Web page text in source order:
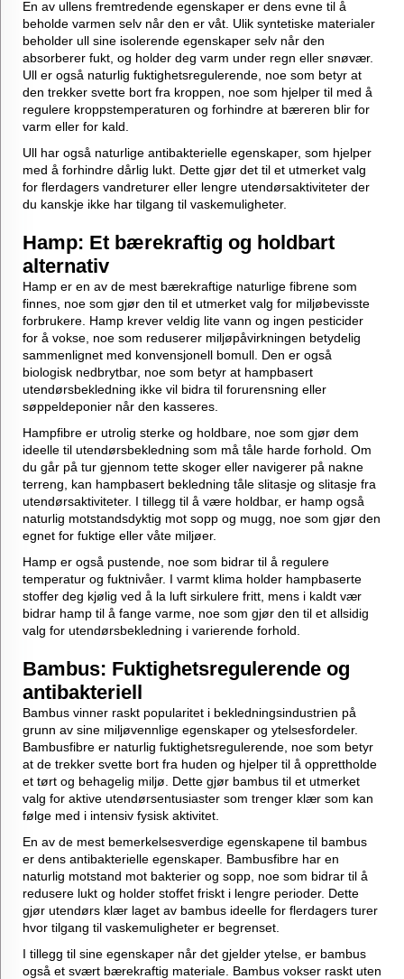
En av ullens fremtredende egenskaper er dens evne til å
beholde varmen selv når den er våt. Ulik syntetiske materialer
beholder ull sine isolerende egenskaper selv når den
absorberer fukt, og holder deg varm under regn eller snøvær.
Ull er også naturlig fuktighetsregulerende, noe som betyr at
den trekker svette bort fra kroppen, noe som hjelper til med å
regulere kroppstemperaturen og forhindre at bæreren blir for
varm eller for kald.
Ull har også naturlige antibakterielle egenskaper, som hjelper
med å forhindre dårlig lukt. Dette gjør det til et utmerket valg
for flerdagers vandreturer eller lengre utendørsaktiviteter der
du kanskje ikke har tilgang til vaskemuligheter.
Hamp: Et bærekraftig og holdbart
alternativ
Hamp er en av de mest bærekraftige naturlige fibrene som
finnes, noe som gjør den til et utmerket valg for miljøbevisste
forbrukere. Hamp krever veldig lite vann og ingen pesticider
for å vokse, noe som reduserer miljøpåvirkningen betydelig
sammenlignet med konvensjonell bomull. Den er også
biologisk nedbrytbar, noe som betyr at hampbasert
utendørsbekledning ikke vil bidra til forurensning eller
søppeldeponier når den kasseres.
Hampfibre er utrolig sterke og holdbare, noe som gjør dem
ideelle til utendørsbekledning som må tåle harde forhold. Om
du går på tur gjennom tette skoger eller navigerer på nakne
terreng, kan hampbasert bekledning tåle slitasje og slitasje fra
utendørsaktiviteter. I tillegg til å være holdbar, er hamp også
naturlig motstandsdyktig mot sopp og mugg, noe som gjør den
egnet for fuktige eller våte miljøer.
Hamp er også pustende, noe som bidrar til å regulere
temperatur og fuktnivåer. I varmt klima holder hampbaserte
stoffer deg kjølig ved å la luft sirkulere fritt, mens i kaldt vær
bidrar hamp til å fange varme, noe som gjør den til et allsidig
valg for utendørsbekledning i varierende forhold.
Bambus: Fuktighetsregulerende og
antibakteriell
Bambus vinner raskt popularitet i bekledningsindustrien på
grunn av sine miljøvennlige egenskaper og ytelsesfordeler.
Bambusfibre er naturlig fuktighetsregulerende, noe som betyr
at de trekker svette bort fra huden og hjelper til å opprettholde
et tørt og behagelig miljø. Dette gjør bambus til et utmerket
valg for aktive utendørsentusiaster som trenger klær som kan
følge med i intensiv fysisk aktivitet.
En av de mest bemerkelsesverdige egenskapene til bambus
er dens antibakterielle egenskaper. Bambusfibre har en
naturlig motstand mot bakterier og sopp, noe som bidrar til å
redusere lukt og holder stoffet friskt i lengre perioder. Dette
gjør utendørs klær laget av bambus ideelle for flerdagers turer
hvor tilgang til vaskemuligheter er begrenset.
I tillegg til sine egenskaper når det gjelder ytelse, er bambus
også et svært bærekraftig materiale. Bambus vokser raskt uten